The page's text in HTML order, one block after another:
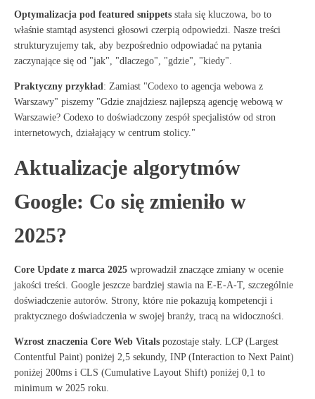
Optymalizacja pod featured snippets stała się kluczowa, bo to
właśnie stamtąd asystenci głosowi czerpią odpowiedzi. Nasze treści
strukturyzujemy tak, aby bezpośrednio odpowiadać na pytania
zaczynające się od "jak", "dlaczego", "gdzie", "kiedy".
Praktyczny przykład: Zamiast "Codexo to agencja webowa z
Warszawy" piszemy "Gdzie znajdziesz najlepszą agencję webową w
Warszawie? Codexo to doświadczony zespół specjalistów od stron
internetowych, działający w centrum stolicy."
Aktualizacje algorytmów
Google: Co się zmieniło w
2025?
Core Update z marca 2025 wprowadził znaczące zmiany w ocenie
jakości treści. Google jeszcze bardziej stawia na E-E-A-T, szczególnie
doświadczenie autorów. Strony, które nie pokazują kompetencji i
praktycznego doświadczenia w swojej branży, tracą na widoczności.
Wzrost znaczenia Core Web Vitals pozostaje stały. LCP (Largest
Contentful Paint) poniżej 2,5 sekundy, INP (Interaction to Next Paint)
poniżej 200ms i CLS (Cumulative Layout Shift) poniżej 0,1 to
minimum w 2025 roku.